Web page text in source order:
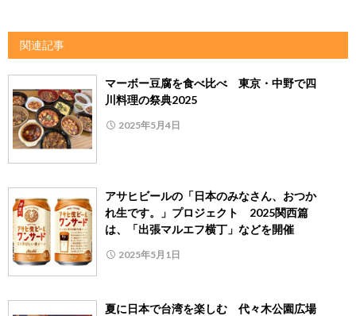
関連記事
マーボー豆腐を食べ比べ 東京・中野で四
川料理の祭典2025
2025年5月4日
アサヒビールの「日本のみなさん、おつか
れ生です。」プロジェクト 2025関西篇
は、「出張マルエフ横丁」などを開催
2025年5月1日
夏に日本で台湾を楽しむ 代々木公園広場